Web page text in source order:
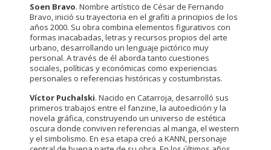
Soen Bravo. Nombre artístico de César de Fernando
Bravo, inició su trayectoria en el grafiti a principios de los
años 2000. Su obra combina elementos figurativos con
formas inacabadas, letras y recursos propios del arte
urbano, desarrollando un lenguaje pictórico muy
personal. A través de él aborda tanto cuestiones
sociales, políticas y económicas como experiencias
personales o referencias históricas y costumbristas.
Víctor Puchalski. Nacido en Catarroja, desarrolló sus
primeros trabajos entre el fanzine, la autoedición y la
novela gráfica, construyendo un universo de estética
oscura donde conviven referencias al manga, el western
y el simbolismo. En esa etapa creó a KANN, personaje